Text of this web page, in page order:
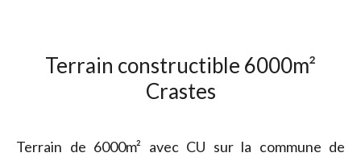
Terrain constructible 6000m²
Crastes
Terrain de 6000m² avec CU sur la commune de